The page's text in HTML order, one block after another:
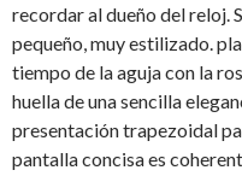
recordar al dueño del reloj.
pequeño, muy estilizado.
tiempo de la aguja con la
huella de una sencilla
presentación trapezoidal
pantalla concisa es